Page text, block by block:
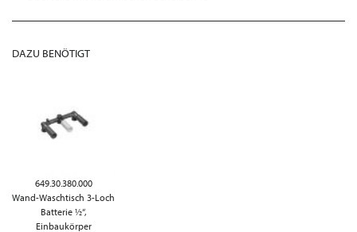
DAZU BENÖTIGT
649.30.380.000
Wand-Waschtisch 3-Loch
Batterie ½“,
Einbaukörper